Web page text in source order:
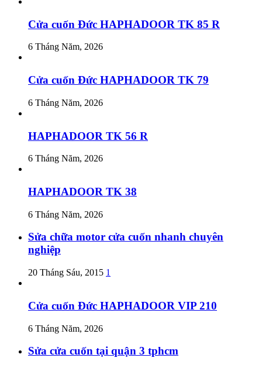
Cửa cuốn Đức HAPHADOOR TK 85 R
6 Tháng Năm, 2026
Cửa cuốn Đức HAPHADOOR TK 79
6 Tháng Năm, 2026
HAPHADOOR TK 56 R
6 Tháng Năm, 2026
HAPHADOOR TK 38
6 Tháng Năm, 2026
Sửa chữa motor cửa cuốn nhanh chuyên
nghiệp
20 Tháng Sáu, 2015 1
Cửa cuốn Đức HAPHADOOR VIP 210
6 Tháng Năm, 2026
Sửa cửa cuốn tại quận 3 tphcm